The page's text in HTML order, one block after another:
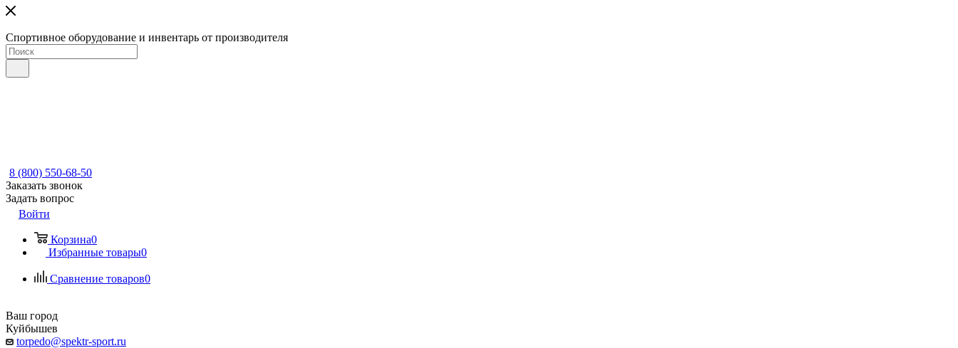
Спортивное оборудование и инвентарь от производителя
8 (800) 550-68-50
Заказать звонок
Задать вопрос
Войти
Корзина0
Избранные товары0
Сравнение товаров0
Ваш город
Куйбышев
torpedo@spektr-sport.ru